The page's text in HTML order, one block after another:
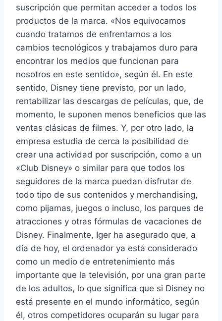
suscripción que permitan acceder a todos los
productos de la marca. «Nos equivocamos
cuando tratamos de enfrentarnos a los
cambios tecnológicos y trabajamos duro para
encontrar los medios que funcionan para
nosotros en este sentido», según él. En este
sentido, Disney tiene previsto, por un lado,
rentabilizar las descargas de películas, que, de
momento, le suponen menos beneficios que las
ventas clásicas de filmes. Y, por otro lado, la
empresa estudia de cerca la posibilidad de
crear una actividad por suscripción, como a un
«Club Disney» o similar para que todos los
seguidores de la marca puedan disfrutar de
todo tipo de sus contenidos y merchandising,
como pijamas, juegos o incluso, los parques de
atracciones y otras fórmulas de vacaciones de
Disney. Finalmente, Iger ha asegurado que, a
día de hoy, el ordenador ya está considerado
como un medio de entretenimiento más
importante que la televisión, por una gran parte
de los adultos, lo que significa que si Disney no
está presente en el mundo informático, según
él, otros competidores ocuparán su lugar para